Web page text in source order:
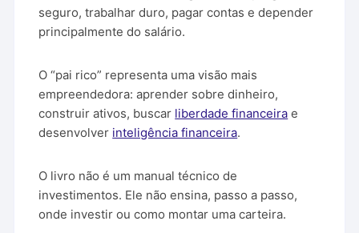
seguro, trabalhar duro, pagar contas e depender
principalmente do salário.
O “pai rico” representa uma visão mais
empreendedora: aprender sobre dinheiro,
construir ativos, buscar liberdade financeira e
desenvolver inteligência financeira.
O livro não é um manual técnico de
investimentos. Ele não ensina, passo a passo,
onde investir ou como montar uma carteira.